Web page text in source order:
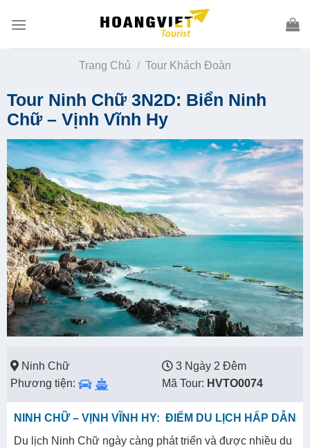
Trang Chủ / Tour Khách Đoàn
Tour Ninh Chữ 3N2D: Biển Ninh
Chữ – Vịnh Vĩnh Hy
Ninh Chữ
3 Ngày 2 Đêm
Phương tiện:
Mã Tour: HVTO0074
NINH CHỮ – VỊNH VĨNH HY: ĐIỂM DU LỊCH HẤP DẪN
Du lịch Ninh Chữ ngày càng phát triển và được nhiều du